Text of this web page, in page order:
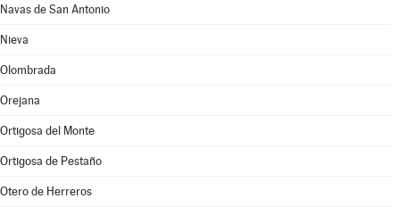
Navas de San Antonio
Nieva
Olombrada
Orejana
Ortigosa del Monte
Ortigosa de Pestaño
Otero de Herreros